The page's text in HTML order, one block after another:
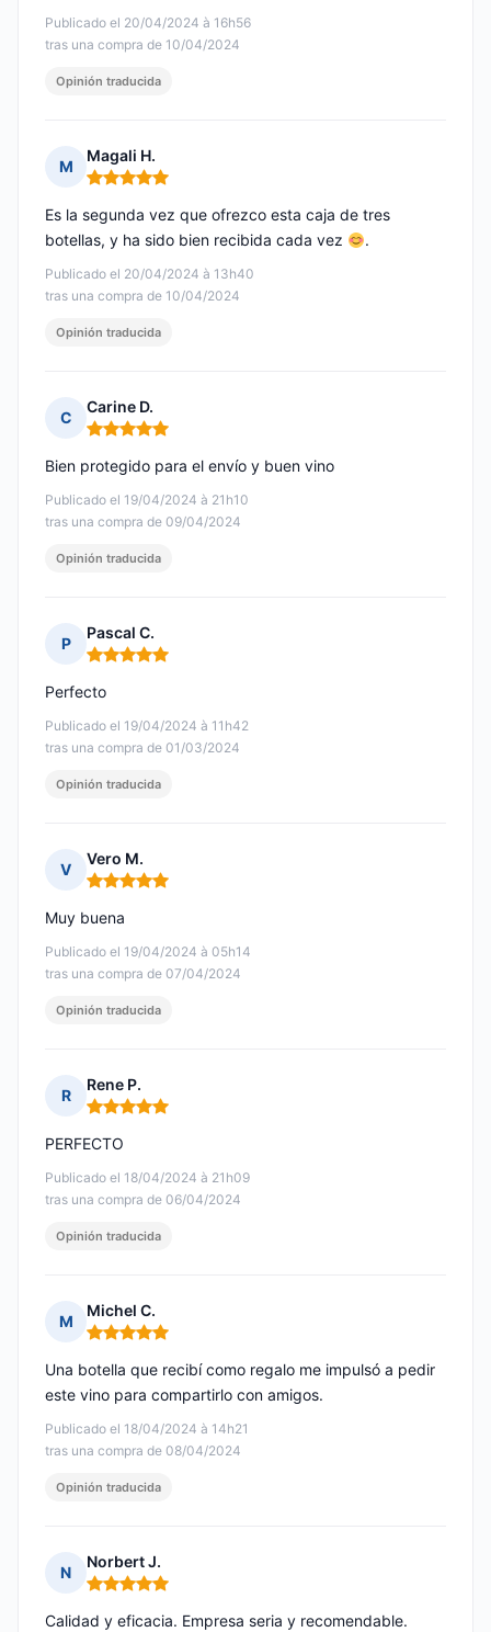
Publicado el 20/04/2024 à 16h56
tras una compra de 10/04/2024
Opinión traducida
M
Magali H.
Nota: 5 de 5
Publicado el 20/04/2024 à 13h40
tras una compra de 10/04/2024
Es la segunda vez que ofrezco esta caja de tres
botellas, y ha sido bien recibida cada vez
.
Opinión traducida
C
Carine D.
Nota: 5 de 5
Publicado el 19/04/2024 à 21h10
tras una compra de 09/04/2024
Bien protegido para el envío y buen vino
Opinión traducida
P
Pascal C.
Nota: 5 de 5
Publicado el 19/04/2024 à 11h42
tras una compra de 01/03/2024
Perfecto
Opinión traducida
V
Vero M.
Nota: 5 de 5
Publicado el 19/04/2024 à 05h14
tras una compra de 07/04/2024
Muy buena
Opinión traducida
R
Rene P.
Nota: 5 de 5
Publicado el 18/04/2024 à 21h09
tras una compra de 06/04/2024
PERFECTO
Opinión traducida
M
Michel C.
Nota: 5 de 5
Publicado el 18/04/2024 à 14h21
tras una compra de 08/04/2024
Una botella que recibí como regalo me impulsó a pedir
este vino para compartirlo con amigos.
Opinión traducida
N
Norbert J.
Nota: 5 de 5
Calidad y eficacia. Empresa seria y recomendable.